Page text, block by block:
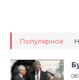
Популярное